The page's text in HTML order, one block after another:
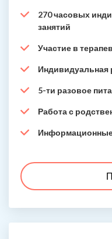
270 часовых
занятий
Участие в
Индивидуальная
5-ти разовое
Работа с
Информационные